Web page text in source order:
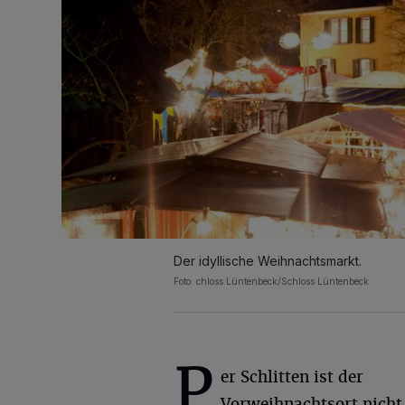
Der idyllische Weihnachtsmarkt.
Foto: chloss Lüntenbeck/Schloss Lüntenbeck
er Schlitten ist der